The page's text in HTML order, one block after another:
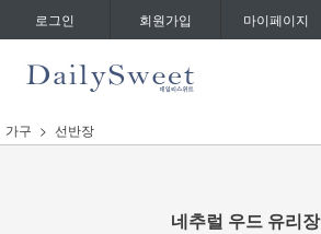
로그인 회원가입 마이페이지
가구 선반장
네추럴 우드 유리장